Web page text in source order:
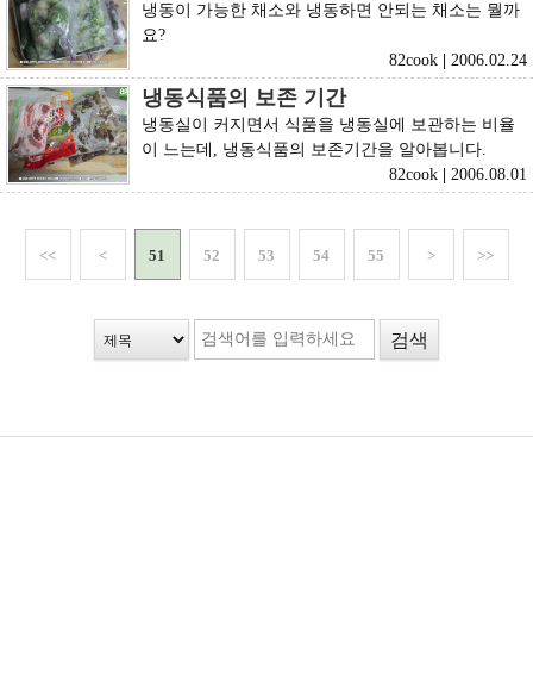
냉동이 가능한 채소와 냉동하면 안되는 채소는 뭘까
요?
82cook
2006.02.24
냉동식품의 보존 기간
냉동실이 커지면서 식품을 냉동실에 보관하는 비율
이 느는데, 냉동식품의 보존기간을 알아봅니다.
82cook
2006.08.01
<< < 51 52 53 54 55 > >>